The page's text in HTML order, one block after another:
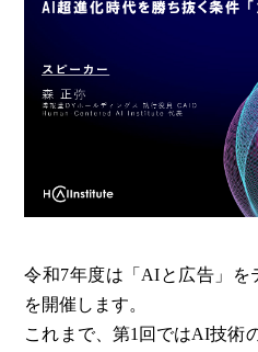
令和7年度は「AIと広告」を
を開催します。
これまで、第1回ではAI技術